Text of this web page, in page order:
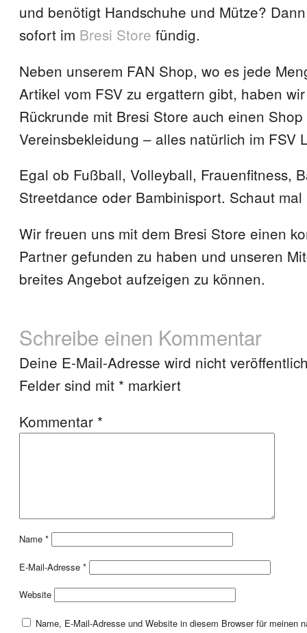
und benötigt Handschuhe und Mütze?
sofort im Bresi Store fündig.
Neben unserem FAN Shop, wo es jede
Artikel vom FSV zu ergattern gibt, haben
Rückrunde mit Bresi Store auch einen
Vereinsbekleidung – alles natürlich im FSV
Egal ob Fußball, Volleyball, Frauenfitness,
Streetdance oder Bambinisport. Schaut
Wir freuen uns mit dem Bresi Store einen
Partner gefunden zu haben und unseren
breites Angebot aufzeigen zu können.
Schreibe einen Kommentar
Deine E-Mail-Adresse wird nicht
Felder sind mit * markiert
Kommentar *
Name *
E-Mail-Adresse *
Website
Name, E-Mail-Adresse und Website in diesem Browser für meinen